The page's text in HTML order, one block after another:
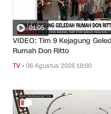
01:05
VIDEO: Tim 9 Kejagung
Rumah Don Ritto
TV •06 Agustus 2026 18:00